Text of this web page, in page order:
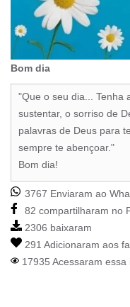
Bom dia
"Que o seu dia... Tenha
sustentar, o sorriso de
palavras de Deus para
sempre te abençoar."
Bom dia!
3767 Enviaram ao
82 compartilharam no
2306 baixaram
291 Adicionaram aos
17935 Acessaram essa